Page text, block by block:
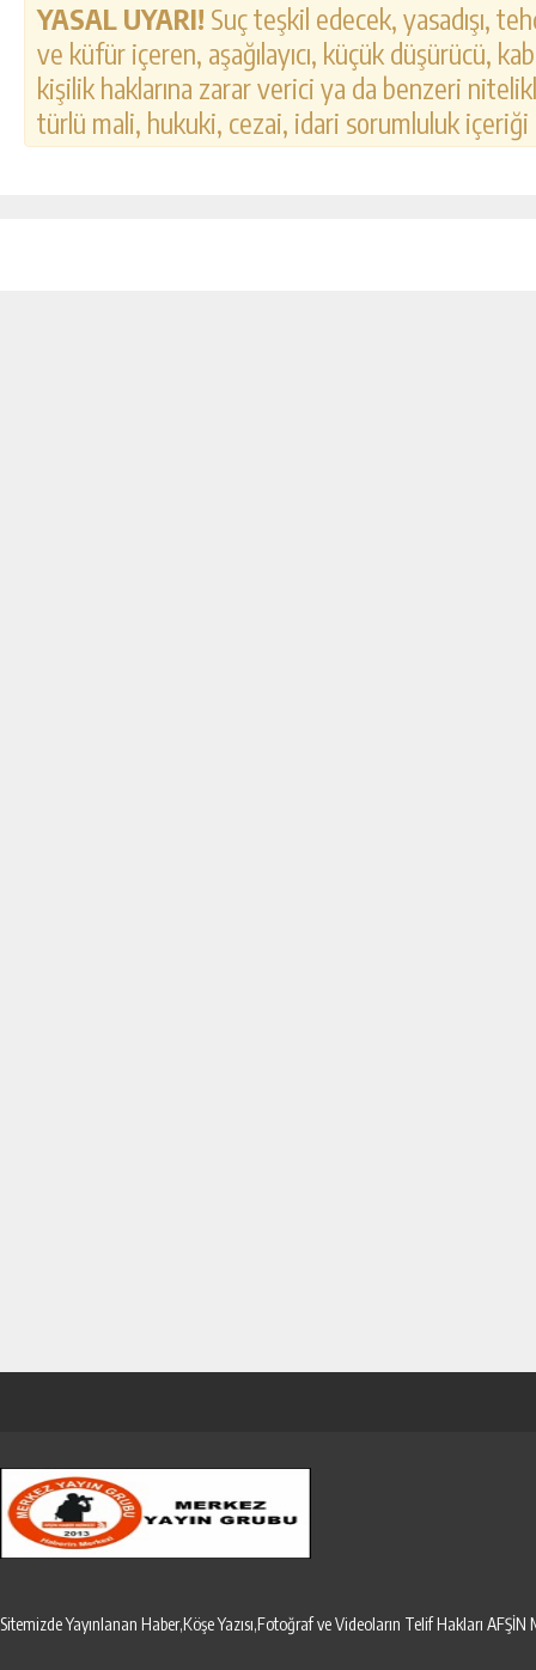
YASAL UYARI! Suç teşkil edecek, yasadışı,
ve küfür içeren, aşağılayıcı, küçük düşürücü,
kişilik haklarına zarar verici ya da benzeri
türlü mali, hukuki, cezai, idari sorumluluk
Sitemizde Yayınlanan Haber,Köşe Yazısı,Fotoğraf ve Videoların Telif Hakları